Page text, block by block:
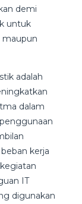
demi
untuk
maupun
adalah
dalam
kerja
IT
digunakan